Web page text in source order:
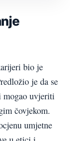
bio je
je da se
mogao uvjeriti
čovjekom.
umjetne